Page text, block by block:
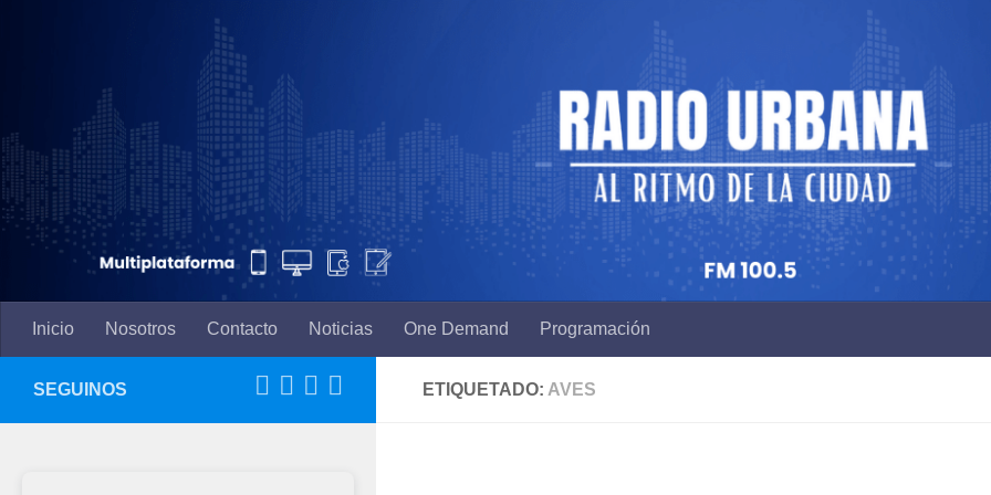
Inicio Nosotros Contacto Noticias One Demand Programación
ETIQUETADO: AVES
SEGUINOS